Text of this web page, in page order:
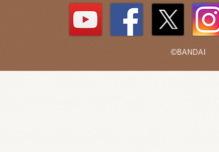
©BANDAI